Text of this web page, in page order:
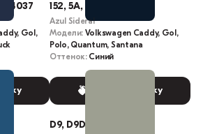
L4037
Gol,
152, 5A, 0152
Azul Sideral
Модели: Volkswagen Caddy, Gol,
Polo, Quantum, Santana
Оттенок: Синий
Выбрать краску
D9, D9D9, LE1S, E1S